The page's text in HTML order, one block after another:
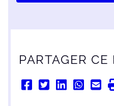
PARTAGER CE